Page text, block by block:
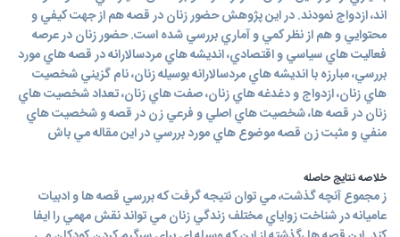
اند، ازدواج نمودند. در اين پژوهش حضور زنان در قصه هم از جهت كيفي و
محتوايي و هم از نظر كمي و آماري بررسي شده است. حضور زنان در عرصه
فعاليت هاي سياسي و اقتصادي، انديشه هاي مردسالارانه در قصه هاي مورد
بررسي، مبارزه با انديشه هاي مردسالارانه بوسيله زنان، نام گزيني شخصيت
هاي زنان، ازدواج و دغدغه هاي زنان، صفت هاي زنان، تعداد شخصيت هاي
زنان در قصه ها، شخصيت هاي اصلي و فرعي زن در قصه و شخصيت هاي
منفي و مثبت زن قصه موضوع هاي مورد بررسي در اين مقاله مي باش
خلاصه نتایج حاصله
ز مجموع آنچه گذشت، مي توان نتيجه گرفت كه بررسي قصه ها و ادبيات
عاميانه در شناخت زواياي مختلف زندگي زنان مي تواند نقش مهمي را ايفا